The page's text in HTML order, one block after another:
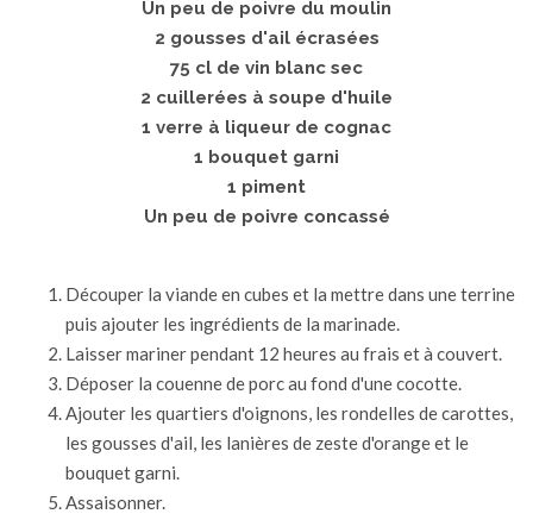
Un peu de poivre du moulin
2 gousses d'ail écrasées
75 cl de vin blanc sec
2 cuillerées à soupe d'huile
1 verre à liqueur de cognac
1 bouquet garni
1 piment
Un peu de poivre concassé
Découper la viande en cubes et la mettre dans une terrine
puis ajouter les ingrédients de la marinade.
Laisser mariner pendant 12 heures au frais et à couvert.
Déposer la couenne de porc au fond d'une cocotte.
Ajouter les quartiers d'oignons, les rondelles de carottes,
les gousses d'ail, les lanières de zeste d'orange et le
bouquet garni.
Assaisonner.